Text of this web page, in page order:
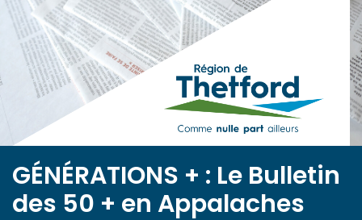
submenu (Documentation )
GÉNÉRATIONS + : Le Bulletin
des 50 + en Appalaches